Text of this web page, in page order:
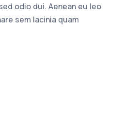
odio dui. Aenean eu leo
sem lacinia quam